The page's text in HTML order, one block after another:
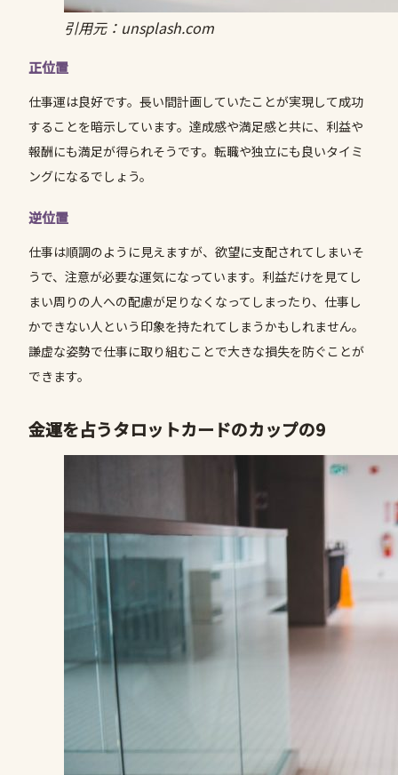
引用元：unsplash.com
正位置
仕事運は良好です。長い間計画していたことが実現して成功
することを暗示しています。達成感や満足感と共に、利益や
報酬にも満足が得られそうです。転職や独立にも良いタイミ
ングになるでしょう。
逆位置
仕事は順調のように見えますが、欲望に支配されてしまいそ
うで、注意が必要な運気になっています。利益だけを見てし
まい周りの人への配慮が足りなくなってしまったり、仕事し
かできない人という印象を持たれてしまうかもしれません。
謙虚な姿勢で仕事に取り組むことで大きな損失を防ぐことが
できます。
金運を占うタロットカードのカップの9